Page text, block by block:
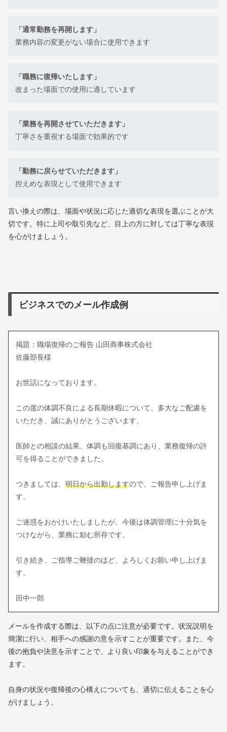
「通常勤務を再開します」
業務内容の変更がない場合に使用できます
「職務に復帰いたします」
改まった場面での使用に適しています
「業務を再開させていただきます」
丁寧さを重視する場面で効果的です
「勤務に戻らせていただきます」
控えめな表現として使用できます
言い換えの際は、場面や状況に応じた適切な表現を選ぶことが大
切です。特に上司や取引先など、目上の方に対しては丁寧な表現
を心がけましょう。
ビジネスでのメール作成例
掲題：職場復帰のご報告 山田商事株式会社
佐藤部長様
お世話になっております。
この度の体調不良による長期休暇について、多大なご配慮を
いただき、誠にありがとうございます。
医師との相談の結果、体調も回復基調にあり、業務復帰の許
可を得ることができました。
つきましては、 明日から出勤しますので、ご報告申し上げま
す。
ご迷惑をおかけいたしましたが、今後は体調管理に十分気を
つけながら、業務に励む所存です。
引き続き、ご指導ご鞭撻のほど、よろしくお願い申し上げま
す。
田中一郎
メールを作成する際は、以下の点に注意が必要です。状況説明を
簡潔に行い、相手への感謝の意を示すことが重要です。また、今
後の抱負や決意を示すことで、より良い印象を与えることができ
ます。
自身の状況や復帰後の心構えについても、適切に伝えることを心
がけましょう。